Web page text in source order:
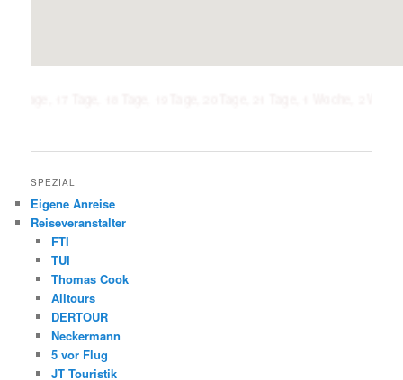
SPEZIAL
Eigene Anreise
Reiseveranstalter
FTI
TUI
Thomas Cook
Alltours
DERTOUR
Neckermann
5 vor Flug
JT Touristik